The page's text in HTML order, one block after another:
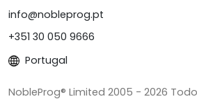
info@nobleprog.pt
+351 30 050 9666
Portugal
NobleProg® Limited 2005 - 2026